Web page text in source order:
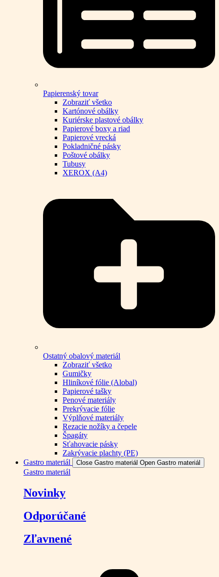
Papierenský tovar
Zobraziť všetko
Kartónové obálky
Kuriérske plastové obálky
Papierové boxy a riad
Papierové vrecká
Pokladničné pásky
Poštové obálky
Tubusy
XEROX (A4)
Ostatný obalový materiál
Zobraziť všetko
Gumičky
Hliníkové fólie (Alobal)
Papierové tašky
Penové materiály
Prekrývacie fólie
Výplňové materiály
Rezacie nožíky a čepele
Špagáty
Sťahovacie pásky
Zakrývacie plachty (PE)
Gastro materiál
Close Gastro materiál Open Gastro materiál
Gastro materiál
Novinky
Odporúčané
Zľavnené